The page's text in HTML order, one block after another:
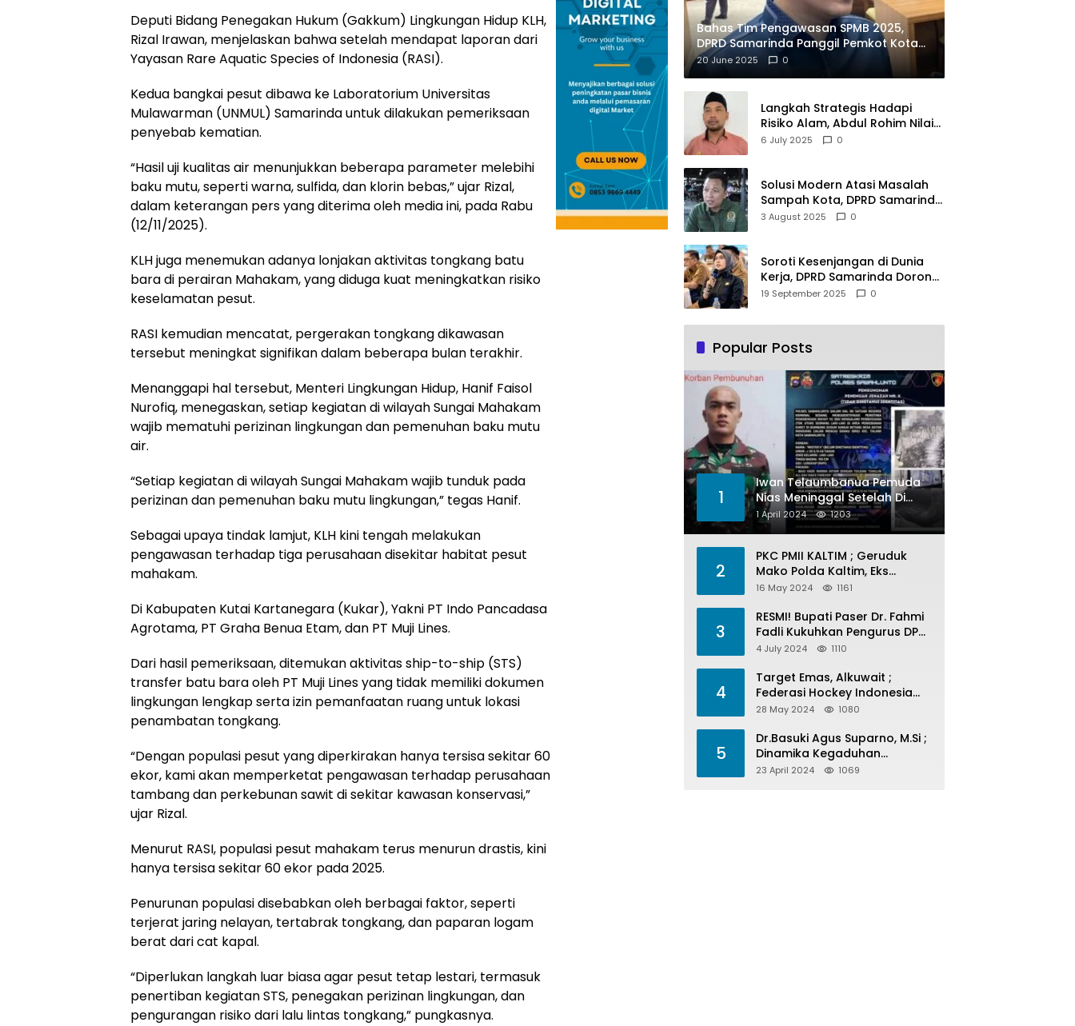
Deputi Bidang Penegakan Hukum (Gakkum) Lingkungan Hidup KLH,
Rizal Irawan, menjelaskan bahwa setelah mendapat laporan dari
Yayasan Rare Aquatic Species of Indonesia (RASI).
Kedua bangkai pesut dibawa ke Laboratorium Universitas
Mulawarman (UNMUL) Samarinda untuk dilakukan pemeriksaan
penyebab kematian.
“Hasil uji kualitas air menunjukkan beberapa parameter melebihi
baku mutu, seperti warna, sulfida, dan klorin bebas,” ujar Rizal,
dalam keterangan pers yang diterima oleh media ini, pada Rabu
(12/11/2025).
KLH juga menemukan adanya lonjakan aktivitas tongkang batu
bara di perairan Mahakam, yang diduga kuat meningkatkan risiko
keselamatan pesut.
RASI kemudian mencatat, pergerakan tongkang dikawasan
tersebut meningkat signifikan dalam beberapa bulan terakhir.
Menanggapi hal tersebut, Menteri Lingkungan Hidup, Hanif Faisol
Nurofiq, menegaskan, setiap kegiatan di wilayah Sungai Mahakam
wajib mematuhi perizinan lingkungan dan pemenuhan baku mutu
air.
“Setiap kegiatan di wilayah Sungai Mahakam wajib tunduk pada
perizinan dan pemenuhan baku mutu lingkungan,” tegas Hanif.
Sebagai upaya tindak lamjut, KLH kini tengah melakukan
pengawasan terhadap tiga perusahaan disekitar habitat pesut
mahakam.
Di Kabupaten Kutai Kartanegara (Kukar), Yakni PT Indo Pancadasa
Agrotama, PT Graha Benua Etam, dan PT Muji Lines.
Dari hasil pemeriksaan, ditemukan aktivitas ship-to-ship (STS)
transfer batu bara oleh PT Muji Lines yang tidak memiliki dokumen
lingkungan lengkap serta izin pemanfaatan ruang untuk lokasi
penambatan tongkang.
“Dengan populasi pesut yang diperkirakan hanya tersisa sekitar 60
ekor, kami akan memperketat pengawasan terhadap perusahaan
tambang dan perkebunan sawit di sekitar kawasan konservasi,”
ujar Rizal.
Menurut RASI, populasi pesut mahakam terus menurun drastis, kini
hanya tersisa sekitar 60 ekor pada 2025.
Penurunan populasi disebabkan oleh berbagai faktor, seperti
terjerat jaring nelayan, tertabrak tongkang, dan paparan logam
berat dari cat kapal.
“Diperlukan langkah luar biasa agar pesut tetap lestari, termasuk
penertiban kegiatan STS, penegakan perizinan lingkungan, dan
pengurangan risiko dari lalu lintas tongkang,” pungkasnya.
Bahas Tim Pengawasan SPMB 2025,
DPRD Samarinda Panggil Pemkot Kota
Tepian
20 June 2025 0
Langkah Strategis Hadapi
Risiko Alam, Abdul Rohim Nilai
Samarinda Siap Jadi Pusat
6 July 2025 0
Solusi Modern Atasi Masalah
Sampah Kota, DPRD Samarinda
Dukung Penuh Proyek PLTSA
3 August 2025 0
Soroti Kesenjangan di Dunia
Kerja, DPRD Samarinda Dorong
Pemkot Gencarkan
19 September 2025 0
Popular Posts
1
Iwan Telaumbanua Pemuda
Nias Meninggal Setelah Di
Habisi Oknum TNI AL
1 April 2024 1203
2
PKC PMII KALTIM ; Geruduk
Mako Polda Kaltim, Eks
Lubang Tambang Banyak
16 May 2024 1161
3
RESMI! Bupati Paser Dr. Fahmi
Fadli Kukuhkan Pengurus DPP
LAP 2024-2029
4 July 2024 1110
4
Target Emas, Alkuwait ;
Federasi Hockey Indonesia
Kota Balikpapan Siap Menjadi
28 May 2024 1080
5
Dr.Basuki Agus Suparno, M.Si ;
Dinamika Kegaduhan
Komunikasi Politik Jelang
23 April 2024 1069